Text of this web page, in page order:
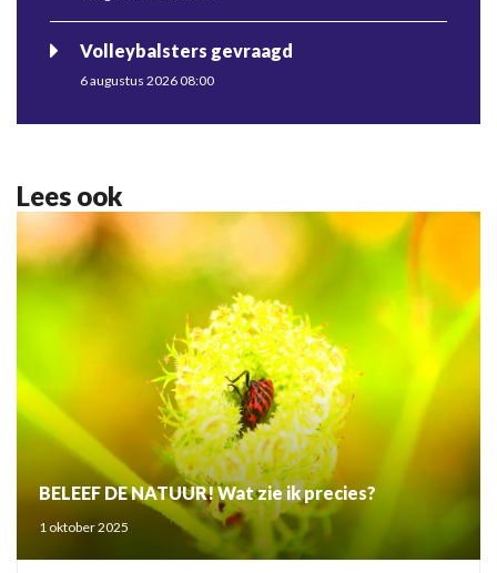
Volleybalsters gevraagd
6 augustus 2026 08:00
Lees ook
BELEEF DE NATUUR! Wat zie ik precies?
1 oktober 2025